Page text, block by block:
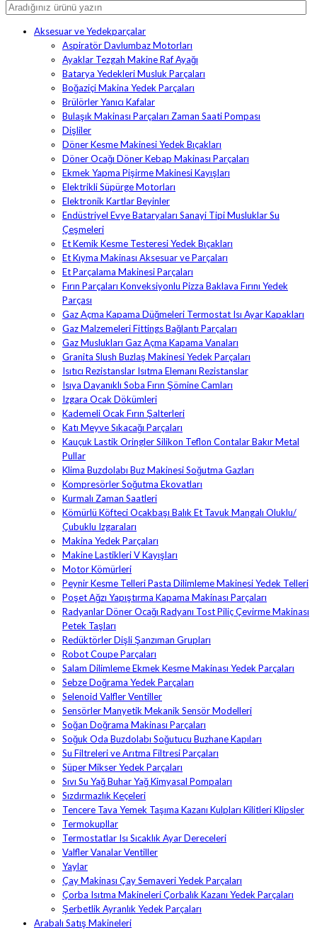
Aksesuar ve Yedekparçalar
Aspiratör Davlumbaz Motorları
Ayaklar Tezgah Makine Raf Ayağı
Batarya Yedekleri Musluk Parçaları
Boğaziçi Makina Yedek Parçaları
Brülörler Yanıcı Kafalar
Bulaşık Makinası Parçaları Zaman Saati Pompası
Dişliler
Döner Kesme Makinesi Yedek Bıçakları
Döner Ocağı Döner Kebap Makinası Parçaları
Ekmek Yapma Pişirme Makinesi Kayışları
Elektrikli Süpürge Motorları
Elektronik Kartlar Beyinler
Endüstriyel Evye Bataryaları Sanayi Tipi Musluklar Su
Çeşmeleri
Et Kemik Kesme Testeresi Yedek Bıçakları
Et Kıyma Makinası Aksesuar ve Parçaları
Et Parçalama Makinesi Parçaları
Fırın Parçaları Konveksiyonlu Pizza Baklava Fırını Yedek
Parçası
Gaz Açma Kapama Düğmeleri Termostat Isı Ayar Kapakları
Gaz Malzemeleri Fittings Bağlantı Parçaları
Gaz Muslukları Gaz Açma Kapama Vanaları
Granita Slush Buzlaş Makinesi Yedek Parçaları
Isıtıcı Rezistanslar Isıtma Elemanı Rezistanslar
Isıya Dayanıklı Soba Fırın Şömine Camları
Izgara Ocak Dökümleri
Kademeli Ocak Fırın Şalterleri
Katı Meyve Sıkacağı Parçaları
Kauçuk Lastik Oringler Silikon Teflon Contalar Bakır Metal
Pullar
Klima Buzdolabı Buz Makinesi Soğutma Gazları
Kompresörler Soğutma Ekovatları
Kurmalı Zaman Saatleri
Kömürlü Köfteci Ocakbaşı Balık Et Tavuk Mangalı Oluklu/
Çubuklu Izgaraları
Makina Yedek Parçaları
Makine Lastikleri V Kayışları
Motor Kömürleri
Peynir Kesme Telleri Pasta Dilimleme Makinesi Yedek Telleri
Poşet Ağzı Yapıştırma Kapama Makinası Parçaları
Radyanlar Döner Ocağı Radyanı Tost Piliç Çevirme Makinası
Petek Taşları
Redüktörler Dişli Şanzıman Grupları
Robot Coupe Parçaları
Salam Dilimleme Ekmek Kesme Makinası Yedek Parçaları
Sebze Doğrama Yedek Parçaları
Selenoid Valfler Ventiller
Sensörler Manyetik Mekanik Sensör Modelleri
Soğan Doğrama Makinası Parçaları
Soğuk Oda Buzdolabı Soğutucu Buzhane Kapıları
Su Filtreleri ve Arıtma Filtresi Parçaları
Süper Mikser Yedek Parçaları
Sıvı Su Yağ Buhar Yağ Kimyasal Pompaları
Sızdırmazlık Keçeleri
Tencere Tava Yemek Taşıma Kazanı Kulpları Kilitleri Klipsler
Termokupllar
Termostatlar Isı Sıcaklık Ayar Dereceleri
Valfler Vanalar Ventiller
Yaylar
Çay Makinası Çay Semaveri Yedek Parçaları
Çorba Isıtma Makineleri Çorbalık Kazanı Yedek Parçaları
Şerbetlik Ayranlık Yedek Parçaları
Arabalı Satış Makineleri